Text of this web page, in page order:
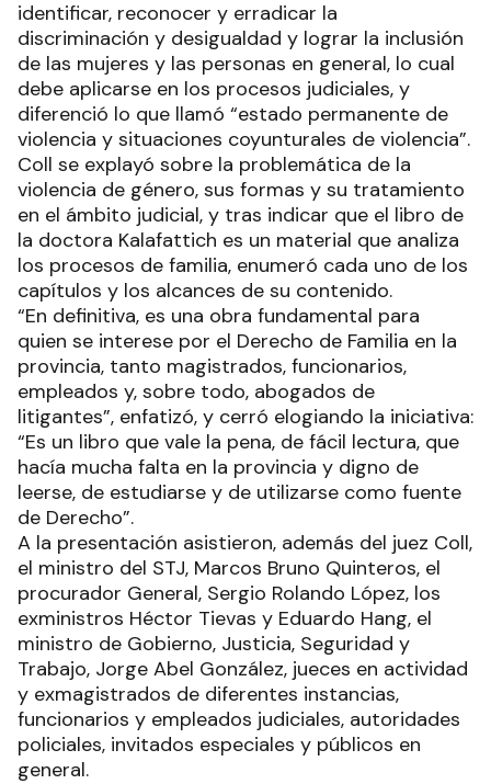
identificar, reconocer y erradicar la
discriminación y desigualdad y lograr la inclusión
de las mujeres y las personas en general, lo cual
debe aplicarse en los procesos judiciales, y
diferenció lo que llamó “estado permanente de
violencia y situaciones coyunturales de violencia”.
Coll se explayó sobre la problemática de la
violencia de género, sus formas y su tratamiento
en el ámbito judicial, y tras indicar que el libro de
la doctora Kalafattich es un material que analiza
los procesos de familia, enumeró cada uno de los
capítulos y los alcances de su contenido.
“En definitiva, es una obra fundamental para
quien se interese por el Derecho de Familia en la
provincia, tanto magistrados, funcionarios,
empleados y, sobre todo, abogados de
litigantes”, enfatizó, y cerró elogiando la iniciativa:
“Es un libro que vale la pena, de fácil lectura, que
hacía mucha falta en la provincia y digno de
leerse, de estudiarse y de utilizarse como fuente
de Derecho”.
A la presentación asistieron, además del juez Coll,
el ministro del STJ, Marcos Bruno Quinteros, el
procurador General, Sergio Rolando López, los
exministros Héctor Tievas y Eduardo Hang, el
ministro de Gobierno, Justicia, Seguridad y
Trabajo, Jorge Abel González, jueces en actividad
y exmagistrados de diferentes instancias,
funcionarios y empleados judiciales, autoridades
policiales, invitados especiales y públicos en
general.